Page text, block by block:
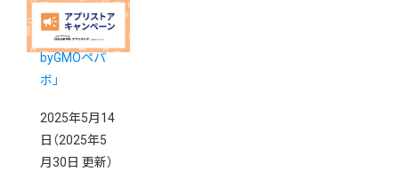
クリエイター
ギルド
byGMOペパ
ボ」
2025年5月14
日 （2025年5
月30日 更新）